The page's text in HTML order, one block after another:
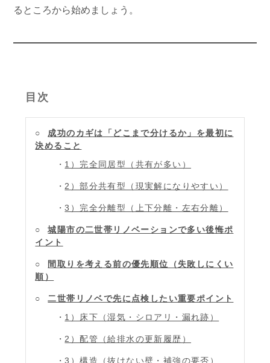
るところから始めましょう。
目次
成功のカギは「どこまで分けるか」を最初に
決めること
1）完全同居型（共有が多い）
2）部分共有型（現実解になりやすい）
3）完全分離型（上下分離・左右分離）
城陽市の二世帯リノベーションで多い後悔ポ
イント
間取りを考える前の優先順位（失敗しにくい
順）
二世帯リノベで先に点検したい重要ポイント
1）床下（湿気・シロアリ・漏れ跡）
2）配管（給排水の更新履歴）
3）構造（抜けない壁・補強の要否）